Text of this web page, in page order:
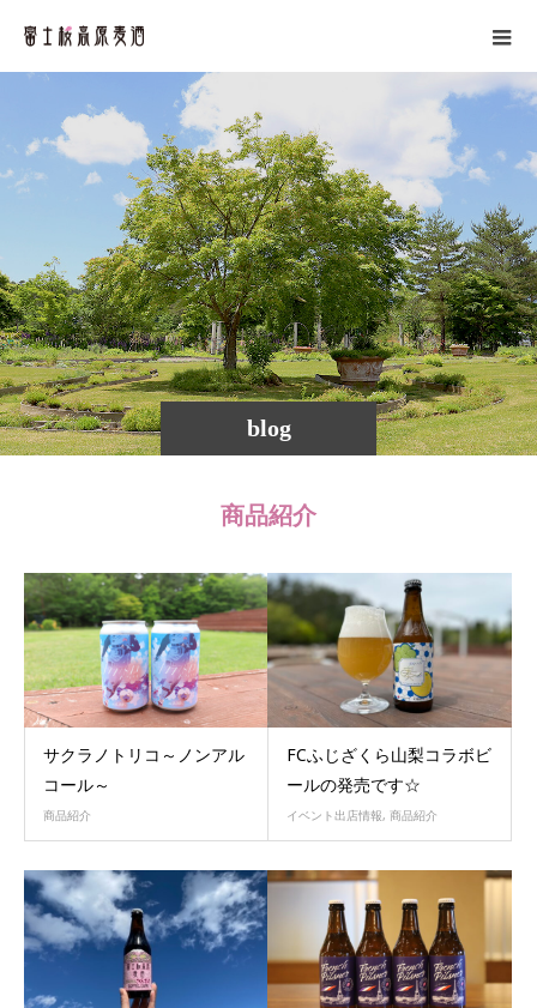
blog
商品紹介
サクラノトリコ～ノンアル
コール～
商品紹介
FCふじざくら山梨コラボビ
ールの発売です☆
イベント出店情報, 商品紹介